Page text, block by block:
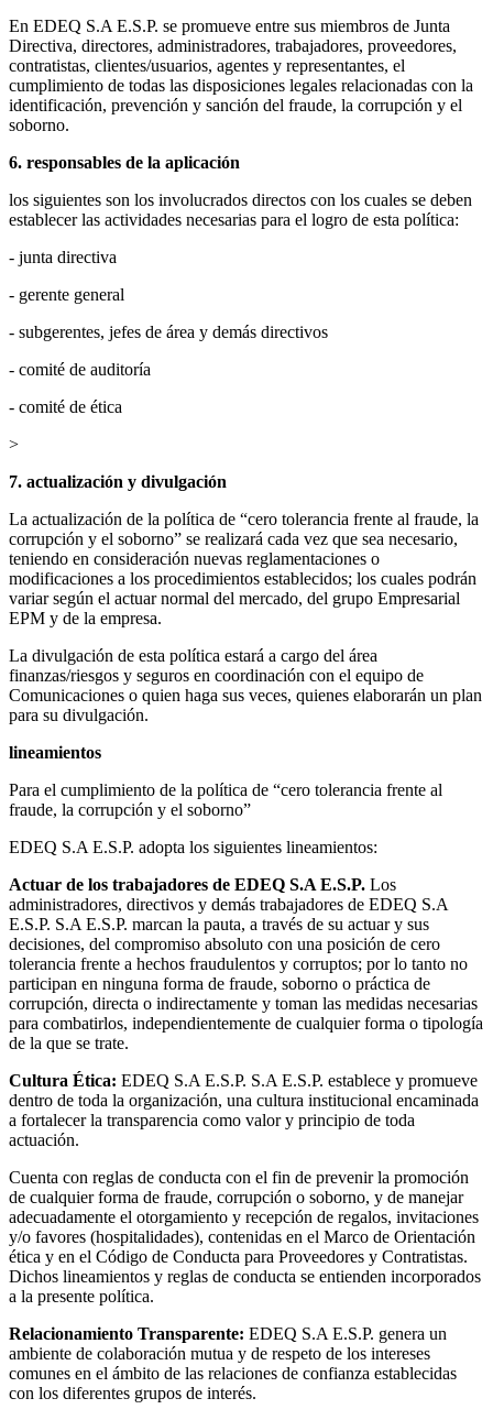
En EDEQ S.A E.S.P. se promueve entre sus miembros de Junta
Directiva, directores, administradores, trabajadores, proveedores,
contratistas, clientes/usuarios, agentes y representantes, el
cumplimiento de todas las disposiciones legales relacionadas con la
identificación, prevención y sanción del fraude, la corrupción y el
soborno.
6. responsables de la aplicación
los siguientes son los involucrados directos con los cuales se deben
establecer las actividades necesarias para el logro de esta política:
- junta directiva
- gerente general
- subgerentes, jefes de área y demás directivos
- comité de auditoría
- comité de ética
>
7. actualización y divulgación
La actualización de la política de “cero tolerancia frente al fraude, la
corrupción y el soborno” se realizará cada vez que sea necesario,
teniendo en consideración nuevas reglamentaciones o
modificaciones a los procedimientos establecidos; los cuales podrán
variar según el actuar normal del mercado, del grupo Empresarial
EPM y de la empresa.
La divulgación de esta política estará a cargo del área
finanzas/riesgos y seguros en coordinación con el equipo de
Comunicaciones o quien haga sus veces, quienes elaborarán un plan
para su divulgación.
lineamientos
Para el cumplimiento de la política de “cero tolerancia frente al
fraude, la corrupción y el soborno”
EDEQ S.A E.S.P. adopta los siguientes lineamientos:
Actuar de los trabajadores de EDEQ S.A E.S.P. Los
administradores, directivos y demás trabajadores de EDEQ S.A
E.S.P. S.A E.S.P. marcan la pauta, a través de su actuar y sus
decisiones, del compromiso absoluto con una posición de cero
tolerancia frente a hechos fraudulentos y corruptos; por lo tanto no
participan en ninguna forma de fraude, soborno o práctica de
corrupción, directa o indirectamente y toman las medidas necesarias
para combatirlos, independientemente de cualquier forma o tipología
de la que se trate.
Cultura Ética: EDEQ S.A E.S.P. S.A E.S.P. establece y promueve
dentro de toda la organización, una cultura institucional encaminada
a fortalecer la transparencia como valor y principio de toda
actuación.
Cuenta con reglas de conducta con el fin de prevenir la promoción
de cualquier forma de fraude, corrupción o soborno, y de manejar
adecuadamente el otorgamiento y recepción de regalos, invitaciones
y/o favores (hospitalidades), contenidas en el Marco de Orientación
ética y en el Código de Conducta para Proveedores y Contratistas.
Dichos lineamientos y reglas de conducta se entienden incorporados
a la presente política.
Relacionamiento Transparente: EDEQ S.A E.S.P. genera un
ambiente de colaboración mutua y de respeto de los intereses
comunes en el ámbito de las relaciones de confianza establecidas
con los diferentes grupos de interés.